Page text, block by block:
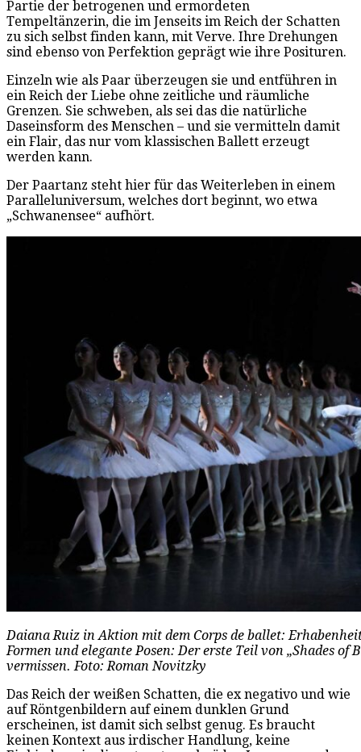
Partie der betrogenen und ermordeten
Tempeltänzerin, die im Jenseits im Reich der Schatten
zu sich selbst finden kann, mit Verve. Ihre Drehungen
sind ebenso von Perfektion geprägt wie ihre Posituren.
Einzeln wie als Paar überzeugen sie und entführen in
ein Reich der Liebe ohne zeitliche und räumliche
Grenzen. Sie schweben, als sei das die natürliche
Daseinsform des Menschen – und sie vermitteln damit
ein Flair, das nur vom klassischen Ballett erzeugt
werden kann.
Der Paartanz steht hier für das Weiterleben in einem
Paralleluniversum, welches dort beginnt, wo etwa
„Schwanensee“ aufhört.
Daiana Ruiz in Aktion mit dem Corps de ballet:
Formen und elegante Posen: Der erste Teil von „Shades of
vermissen. Foto: Roman Novitzky
Das Reich der weißen Schatten, die ex negativo und wie
auf Röntgenbildern auf einem dunklen Grund
erscheinen, ist damit sich selbst genug. Es braucht
keinen Kontext aus irdischer Handlung, keine